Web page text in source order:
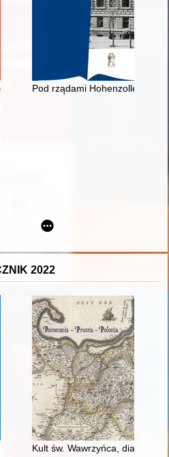
: mechanizmy kariery podstolego
Pod rządami Hohenzollernów
in Poland : inspirations and
2022
and the Blood of the Earth
Kult św. Wawrzyńca, diakona i